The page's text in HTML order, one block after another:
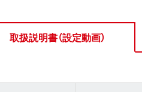
取扱説明書（設定動画）